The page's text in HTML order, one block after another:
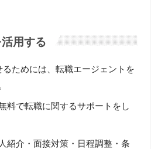
用する
ためには、転職エージェントを
料で転職に関するサポートをし
紹介・面接対策・日程調整・条